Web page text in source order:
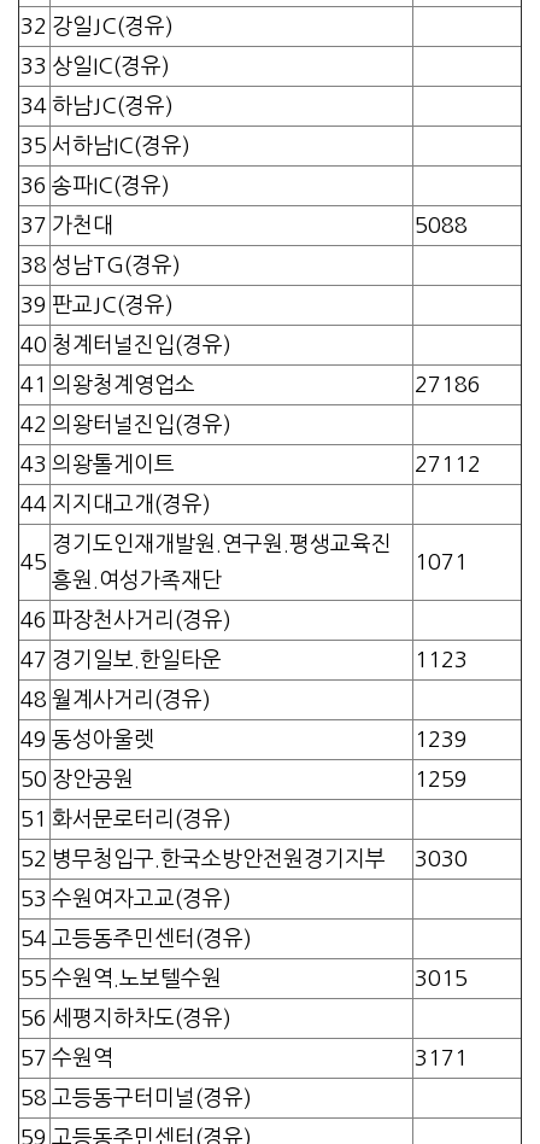
32 강일JC(경유)
33 상일IC(경유)
34 하남JC(경유)
35 서하남IC(경유)
36 송파IC(경유)
37 가천대
5088
38 성남TG(경유)
39 판교JC(경유)
40 청계터널진입(경유)
41 의왕청계영업소
27186
42 의왕터널진입(경유)
43 의왕톨게이트
27112
44 지지대고개(경유)
45
경기도인재개발원.연구원.평생교육진
흥원.여성가족재단
1071
46 파장천사거리(경유)
47 경기일보.한일타운
1123
48 월계사거리(경유)
49 동성아울렛
1239
50 장안공원
1259
51 화서문로터리(경유)
52 병무청입구.한국소방안전원경기지부
3030
53 수원여자고교(경유)
54 고등동주민센터(경유)
55 수원역.노보텔수원
3015
56 세평지하차도(경유)
57 수원역
3171
58 고등동구터미널(경유)
59 고등동주민센터(경유)